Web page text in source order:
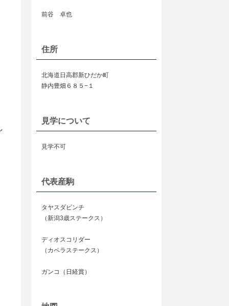
前谷 卓也
住所
北海道日高郡新ひだか町
静内豊畑６８５−１
見学について
見学不可
代表産駒
タヤスダビンチ
（新潟3歳ステークス）
ディオスコリダー
（カペラステークス）
ガンコ（日経賞）